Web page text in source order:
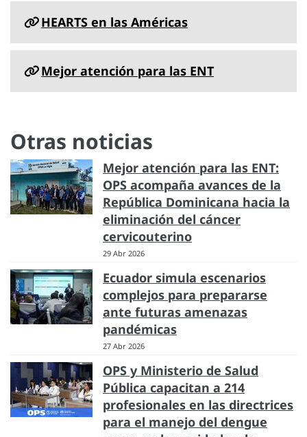
HEARTS en las Américas
Mejor atención para las ENT
Otras noticias
Mejor atención para las ENT:
OPS acompaña avances de la
República Dominicana hacia la
eliminación del cáncer
cervicouterino
29 Abr 2026
Ecuador simula escenarios
complejos para prepararse
ante futuras amenazas
pandémicas
27 Abr 2026
OPS y Ministerio de Salud
Pública capacitan a 214
profesionales en las directrices
para el manejo del dengue